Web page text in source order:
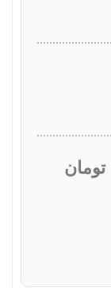
تومان